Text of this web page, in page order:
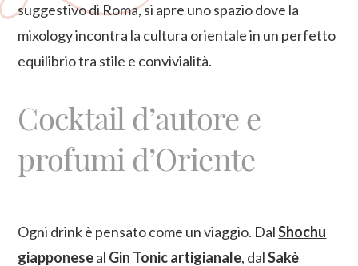
suggestivo di Roma, si apre uno spazio dove la
mixology incontra la cultura orientale in un perfetto
equilibrio tra stile e convivialità.
Cocktail d’autore e
profumi d’Oriente
Ogni drink è pensato come un viaggio. DalShochu
giapponeseal Gin Tonic artigianale, dalSakè